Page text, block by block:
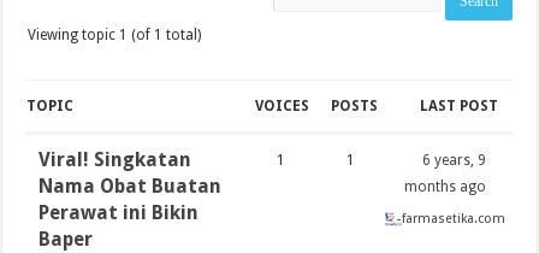
Viewing topic 1 (of 1 total)
TOPIC VOICES POSTS LAST POST
Viral! Singkatan
Nama Obat Buatan
Perawat ini Bikin
Baper
1 1
6 years, 9
months ago
farmasetika.com